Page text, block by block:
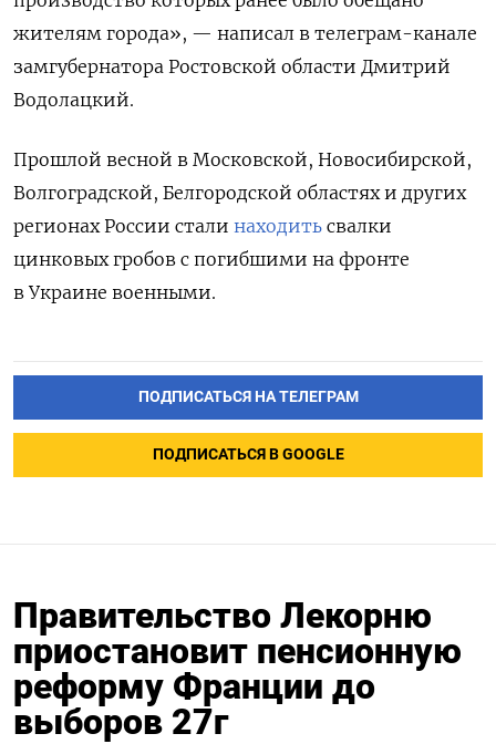
жителям города», — написал в телеграм-канале
замгубернатора Ростовской области Дмитрий
Водолацкий.
Прошлой весной в Московской, Новосибирской,
Волгоградской, Белгородской областях и других
регионах России стали находить свалки
цинковых гробов с погибшими на фронте
в Украине военными.
ПОДПИСАТЬСЯ НА ТЕЛЕГРАМ
ПОДПИСАТЬСЯ В GOOGLE
Правительство Лекорню
приостановит пенсионную
реформу Франции до
выборов 27г